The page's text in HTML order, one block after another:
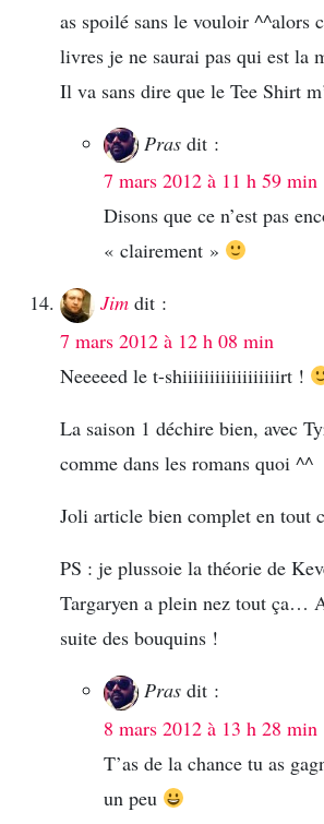
as spoilé sans le vouloir ^^alors
livres je ne saurai pas qui est la
Il va sans dire que le Tee Shirt
Pras dit :
7 mars 2012 à 11 h 59 min
Disons que ce n’est pas
« clairement »
Jim dit :
7 mars 2012 à 12 h 08 min
Neeeeed le t-shiiiiiiiiiiiiiiiiiirt !
La saison 1 déchire bien, avec
comme dans les romans quoi ^^
Joli article bien complet en tout
PS : je plussoie la théorie de
Targaryen a plein nez tout ça…
suite des bouquins !
Pras dit :
8 mars 2012 à 13 h 28 min
T’as de la chance tu as
un peu